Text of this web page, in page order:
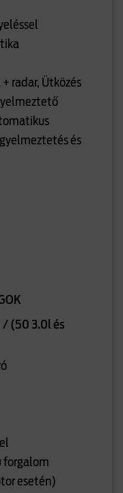
radar, Ütközés
és
/ (50 3.0l és
forgalom
esetén)